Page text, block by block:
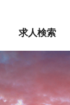
求人検索